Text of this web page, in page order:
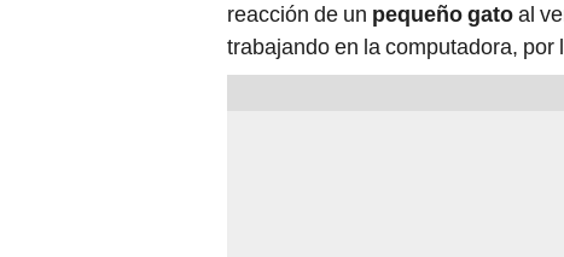
reacción de un pequeño gatoal
trabajando en la computadora,